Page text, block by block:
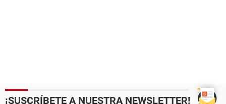
¡SUSCRÍBETE A NUESTRA NEWSLETTER!